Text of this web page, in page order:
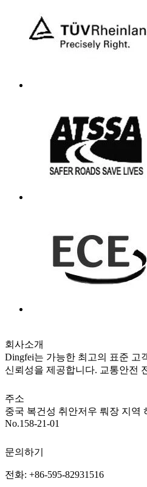
회사소개
Dingfei는 가능한 최고의 표준 고
신뢰성을 제공합니다. 교통안전
주소
중국 복건성 취안저우 뤄장 지역
No.158-21-01
문의하기
전화: +86-595-82931516